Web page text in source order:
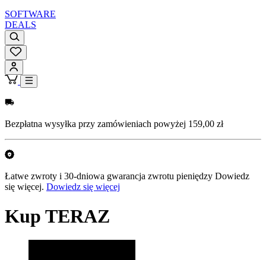
SOFTWARE
DEALS
Bezpłatna wysyłka przy zamówieniach powyżej 159,00 zł
Łatwe zwroty i 30-dniowa gwarancja zwrotu pieniędzy Dowiedz
się więcej. Dowiedz się więcej
Kup TERAZ